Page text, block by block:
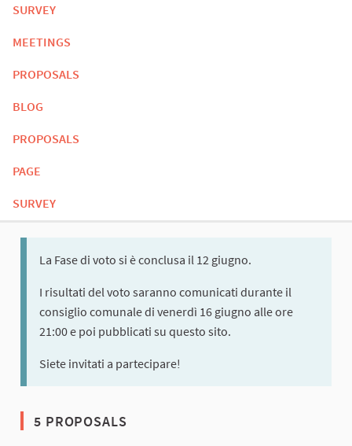
SURVEY
MEETINGS
PROPOSALS
BLOG
PROPOSALS
PAGE
SURVEY
La Fase di voto si è conclusa il 12 giugno.
I risultati del voto saranno comunicati durante il
consiglio comunale di venerdì 16 giugno alle ore
21:00 e poi pubblicati su questo sito.
Siete invitati a partecipare!
5 PROPOSALS